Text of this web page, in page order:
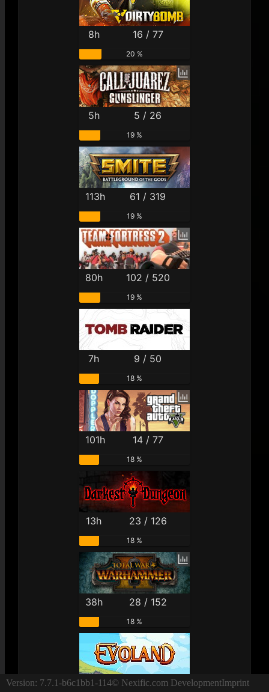
8h 16 / 77
20 %
5h 5 / 26
19 %
113h 61 / 319
19 %
80h 102 / 520
19 %
7h 9 / 50
18 %
101h 14 / 77
18 %
13h 23 / 126
18 %
38h 28 / 152
18 %
2h 5 / 29
Version: 7.7.1-b6c1bb1-114© Nexific.com DevelopmentImprint